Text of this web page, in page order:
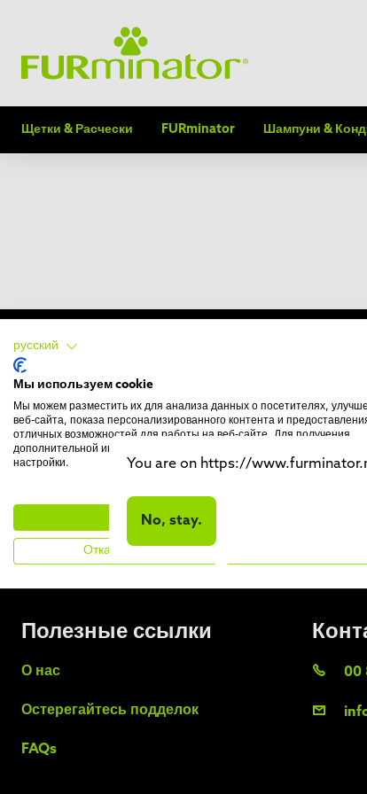
Щетки & Расчески FURminator Шампуни &
Полезные ссылки
О нас
Остерегайтесь подделок
FAQs
00
You are on https://
No, stay.
русский
Мы используем cookie
Мы можем разместить их для анализа данных о посетителях,
веб-сайта, показа персонализированного контента и
отличных возможностей для работы на веб-сайте. Для получения
дополнительной информации о куки, которые мы используем,
настройки.
Принять все
Отказаться